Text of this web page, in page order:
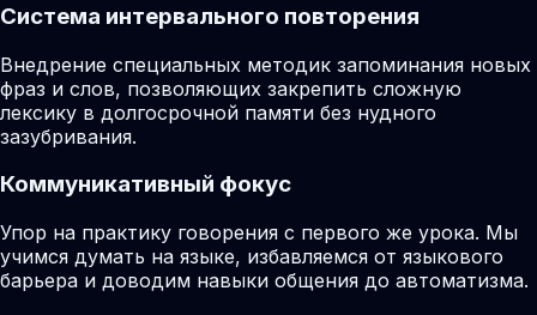
Система интервального повторения
Внедрение специальных методик запоминания новых
фраз и слов, позволяющих закрепить сложную
лексику в долгосрочной памяти без нудного
зазубривания.
Коммуникативный фокус
Упор на практику говорения с первого же урока. Мы
учимся думать на языке, избавляемся от языкового
барьера и доводим навыки общения до автоматизма.